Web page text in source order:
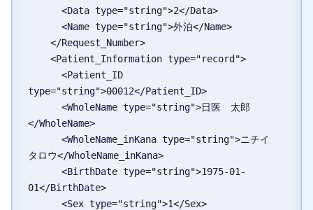
      <Data type="string">2</Data>
      <Name type="string">外泊</Name>
    </Request_Number>
    <Patient_Information type="record">
type="string">00012</Patient_ID>
</WholeName>
タロウ</WholeName_inKana>
01</BirthDate>
      <Sex type="string">1</Sex>